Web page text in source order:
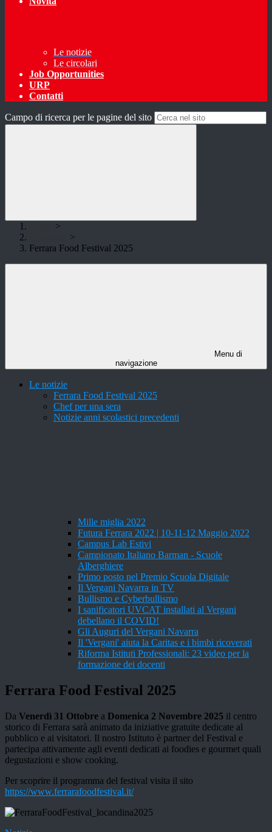
Le notizie
Le circolari
Job Opportunities
URP
Contatti
Campo di ricerca per le pagine del sito
>
>
Ferrara Food Festival 2025
Menu di
navigazione
Le notizie
Ferrara Food Festival 2025
Chef per una sera
Notizie anni scolastici precedenti
Mille miglia 2022
Futura Ferrara 2022 | 10-11-12 Maggio 2022
Campus Lab Estivi
Campionato Italiano Barman - Scuole
Alberghiere
Primo posto nel Premio Scuola Digitale
Il Vergani Navarra in TV
Bullismo e Cyberbullismo
I sanificatori UVCAT installati al Vergani
debellano il COVID!
Gli Auguri del Vergani Navarra
Il 'Vergani' aiuta la Caritas e i bimbi ricoverati
Riforma Istituti Professionali: 23 video per la
formazione dei docenti
Ferrara Food Festival 2025
Da Venerdì 31 Ottobre a Domenica 2 Novembre 2025 il centro
storico di Ferrara sarà animato da iniziative gratuite dedicate al
pubblico e ai visitatori. Il nostro Istituto è partner del Festival e
partecipa attivamente agli eventi dedicati ai foodies e gourmet quali
degustazioni e show cooking.
Per scoprire il programma del festival visita il sito
https://www.ferrarafoodfestival.it/